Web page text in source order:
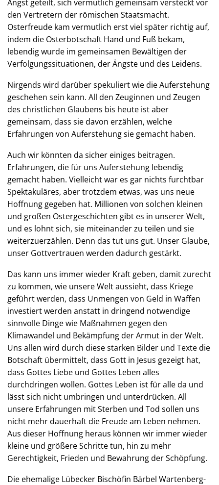
Angst geteilt, sich vermutlich gemeinsam versteckt vor
den Vertretern der römischen Staatsmacht.
Osterfreude kam vermutlich erst viel später richtig auf,
indem die Osterbotschaft Hand und Fuß bekam,
lebendig wurde im gemeinsamen Bewältigen der
Verfolgungssituationen, der Ängste und des Leidens.
Nirgends wird darüber spekuliert wie die Auferstehung
geschehen sein kann. All den Zeuginnen und Zeugen
des christlichen Glaubens bis heute ist aber
gemeinsam, dass sie davon erzählen, welche
Erfahrungen von Auferstehung sie gemacht haben.
Auch wir könnten da sicher einiges beitragen.
Erfahrungen, die für uns Auferstehung lebendig
gemacht haben. Vielleicht war es gar nichts furchtbar
Spektakuläres, aber trotzdem etwas, was uns neue
Hoffnung gegeben hat. Millionen von solchen kleinen
und großen Ostergeschichten gibt es in unserer Welt,
und es lohnt sich, sie miteinander zu teilen und sie
weiterzuerzählen. Denn das tut uns gut. Unser Glaube,
unser Gottvertrauen werden dadurch gestärkt.
Das kann uns immer wieder Kraft geben, damit zurecht
zu kommen, wie unsere Welt aussieht, dass Kriege
geführt werden, dass Unmengen von Geld in Waffen
investiert werden anstatt in dringend notwendige
sinnvolle Dinge wie Maßnahmen gegen den
Klimawandel und Bekämpfung der Armut in der Welt.
Uns allen wird durch diese starken Bilder und Texte die
Botschaft übermittelt, dass Gott in Jesus gezeigt hat,
dass Gottes Liebe und Gottes Leben alles
durchdringen wollen. Gottes Leben ist für alle da und
lässt sich nicht umbringen und unterdrücken. All
unsere Erfahrungen mit Sterben und Tod sollen uns
nicht mehr dauerhaft die Freude am Leben nehmen.
Aus dieser Hoffnung heraus können wir immer wieder
kleine und größere Schritte tun, hin zu mehr
Gerechtigkeit, Frieden und Bewahrung der Schöpfung.
Die ehemalige Lübecker Bischöfin Bärbel Wartenberg-